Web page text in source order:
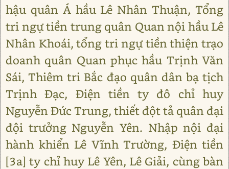
hậu quân Á hầu Lê Nhân Thuận, Tổng
tri ngự tiền trung quân Quan nội hầu Lê
Nhân Khoái, tổng tri ngự tiền thiện trạo
doanh quân Quan phục hầu Trịnh Văn
Sái, Thiêm tri Bắc đạo quân dân bạ tịch
Trịnh Đạc, Điện tiền ty đô chỉ huy
Nguyễn Đức Trung, thiết đột tả quân đại
đội trưởng Nguyễn Yên. Nhập nội đại
hành khiển Lê Vĩnh Trường, Điện tiền
[3a] ty chỉ huy Lê Yên, Lê Giải, cùng bàn